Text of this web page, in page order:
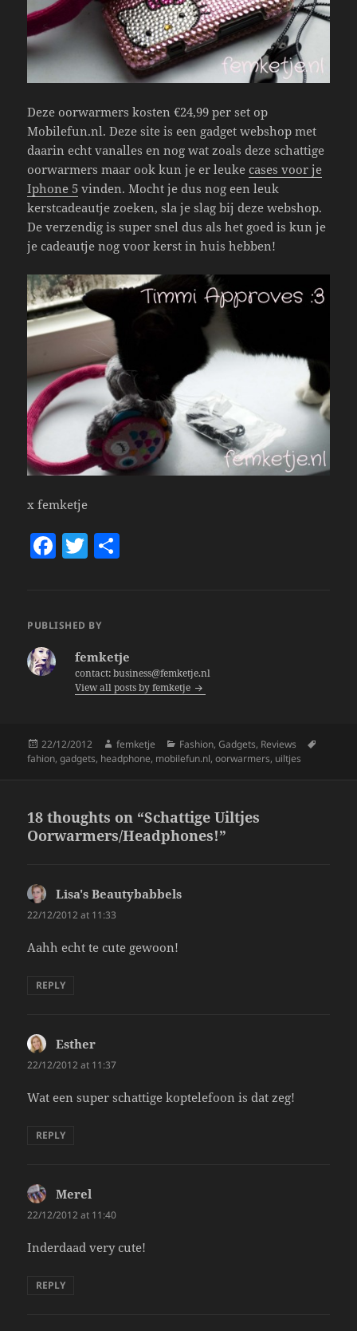
Deze oorwarmers kosten €24,99 per set op
Mobilefun.nl. Deze site is een gadget webshop met
daarin echt vanalles en nog wat zoals deze schattige
oorwarmers maar ook kun je er leuke cases voor je
Iphone 5 vinden. Mocht je dus nog een leuk
kerstcadeautje zoeken, sla je slag bij deze webshop.
De verzendig is super snel dus als het goed is kun je
je cadeautje nog voor kerst in huis hebben!
x femketje
F
e
T
er
PUBLISHED BY
femketje
contact: business@femketje.nl
View all posts by femketje
Posted
on
22/12/2012 Author
femketje Categories
Fashion,Gadgets, Reviews
fahion,gadgets, headphone, mobilefun.nl,oorwarmers, uiltjes
18 thoughts on “Schattige Uiltjes
Oorwarmers/Headphones!”
Lisa's Beautybabbels
22/12/2012 at 11:33
Aahh echt te cute gewoon!
REPLY
Esther
22/12/2012 at 11:37
Wat een super schattige koptelefoon is dat zeg!
REPLY
Merel
22/12/2012 at 11:40
Inderdaad very cute!
REPLY